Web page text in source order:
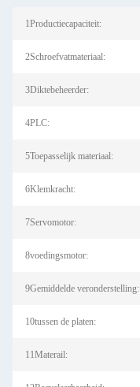
1Productiecapaciteit:
2Schroefvatmateriaal:
3Diktebeheerder:
4PLC:
5Toepasselijk materiaal:
6Klemkracht:
7Servomotor:
8voedingsmotor:
9Gemiddelde veronderstelling:
10tussen de platen:
11Materail: